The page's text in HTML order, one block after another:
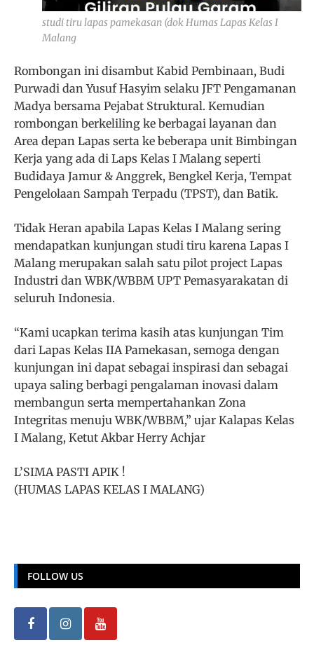
studi tiru lapas pamekasan (dok Humas Lapas Kelas I
Malang
Rombongan ini disambut Kabid Pembinaan, Budi
Purwadi dan Yusuf Hasyim selaku JFT Pengamanan
Madya bersama Pejabat Struktural. Kemudian
rombongan berkeliling ke berbagai layanan dan
Area depan Lapas serta ke beberapa unit Bimbingan
Kerja yang ada di Laps Kelas I Malang seperti
Budidaya Jamur & Anggrek, Bengkel Kerja, Tempat
Pengelolaan Sampah Terpadu (TPST), dan Batik.
Tidak Heran apabila Lapas Kelas I Malang sering
mendapatkan kunjungan studi tiru karena Lapas I
Malang merupakan salah satu pilot project Lapas
Industri dan WBK/WBBM UPT Pemasyarakatan di
seluruh Indonesia.
“Kami ucapkan terima kasih atas kunjungan Tim
dari Lapas Kelas IIA Pamekasan, semoga dengan
kunjungan ini dapat sebagai inspirasi dan sebagai
upaya saling berbagi pengalaman inovasi dalam
membangun serta mempertahankan Zona
Integritas menuju WBK/WBBM,” ujar Kalapas Kelas
I Malang, Ketut Akbar Herry Achjar
L’SIMA PASTI APIK !
(HUMAS LAPAS KELAS I MALANG)
FOLLOW US